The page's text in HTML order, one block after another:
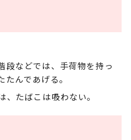
段などでは、手荷物を持っ
んであげる。
たばこは吸わない。